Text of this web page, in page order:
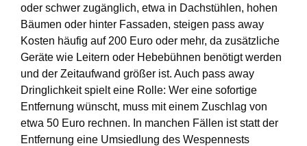
oder schwer zugänglich, etwa in Dachstühlen, hohen
Bäumen oder hinter Fassaden, steigen pass away
Kosten häufig auf 200 Euro oder mehr, da zusätzliche
Geräte wie Leitern oder Hebebühnen benötigt werden
und der Zeitaufwand größer ist. Auch pass away
Dringlichkeit spielt eine Rolle: Wer eine sofortige
Entfernung wünscht, muss mit einem Zuschlag von
etwa 50 Euro rechnen. In manchen Fällen ist statt der
Entfernung eine Umsiedlung des Wespennests